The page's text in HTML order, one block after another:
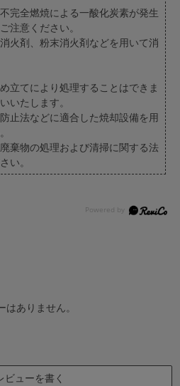
完全燃焼による一酸化炭素が発生
注意ください。
火剤、粉末消火剤などを用いて消
立てにより処理することはできま
いたします。
止法などに適合した焼却設備を用
棄物の処理および清掃に関する法
い。
はありません。
ビューを書く